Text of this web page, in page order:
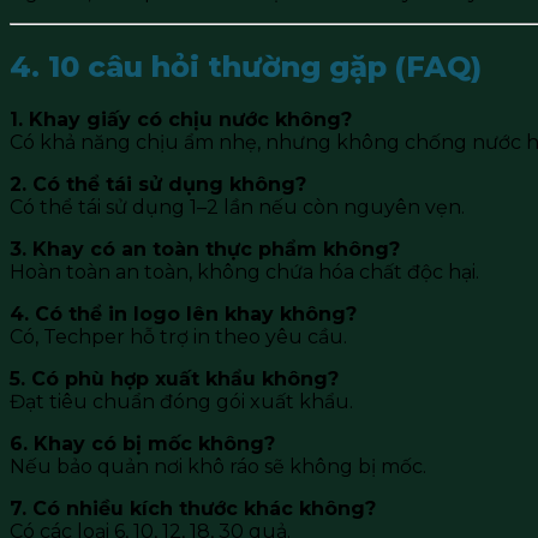
4. 10 câu hỏi thường gặp (FAQ)
1. Khay giấy có chịu nước không?
Có khả năng chịu ẩm nhẹ, nhưng không chống nước
2. Có thể tái sử dụng không?
Có thể tái sử dụng 1–2 lần nếu còn nguyên vẹn.
3. Khay có an toàn thực phẩm không?
Hoàn toàn an toàn, không chứa hóa chất độc hại.
4. Có thể in logo lên khay không?
Có, Techper hỗ trợ in theo yêu cầu.
5. Có phù hợp xuất khẩu không?
Đạt tiêu chuẩn đóng gói xuất khẩu.
6. Khay có bị mốc không?
Nếu bảo quản nơi khô ráo sẽ không bị mốc.
7. Có nhiều kích thước khác không?
Có các loại 6, 10, 12, 18, 30 quả.